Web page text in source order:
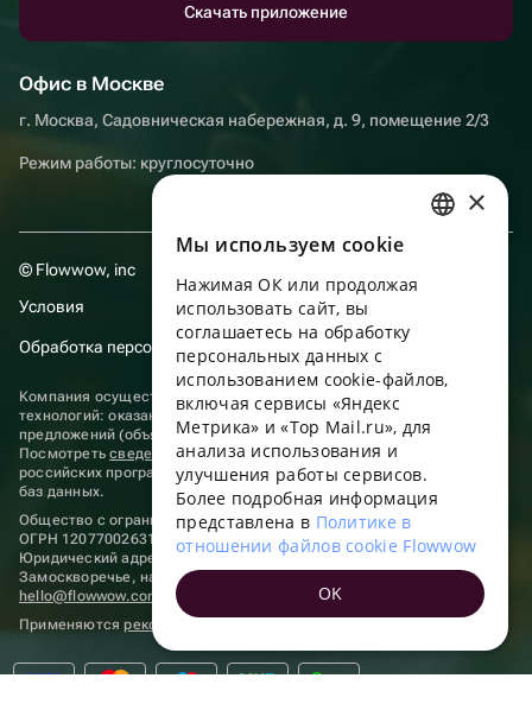
Скачать приложение
Офис в Москве
г. Москва, Садовническая набережная, д. 9, помещение 2/3
Режим работы: круглосуточно
© Flowwow, inc
Условия
Обработка персональных данных
Компания осуществляет деятельность в области информационных
технологий: оказание услуг в сети “Интернет” по размещению
предложений (объявлений) продавцов о реализации товаров.
Посмотретьсведения о программах, включенных в реестр
российских программ для электронных вычислительных машин и
баз данных.
Общество с ограниченной ответственностью «ФЛАУВАУ»
ОГРН 1207700263198, ИНН 9702020445
Юридический адрес: г. Москва, вн.тер. г. Муниципальный округ
Замоскворечье, наб. Садовническая, д. 9, помещ. 2/3.
hello@flowwow.com
8 800 555-16-15
Применяютсярекомендательные технологии
ENGLISH
UKRAINIAN
PORTUGUESE
FRENCH
TURKISH
POLISH
×
Мы используем сookie
Нажимая ОК или продолжая
использовать сайт, вы
соглашаетесь на обработку
персональных данных с
использованием cookie-файлов,
включая сервисы «Яндекс
Метрика» и «Top Mail.ru», для
анализа использования и
улучшения работы сервисов.
Более подробная информация
представлена в Политике в
отношении файлов cookie Flowwow
OK